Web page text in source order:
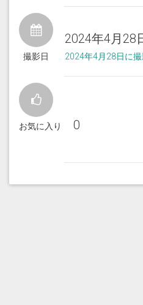
撮影日
2024年4月28
2024年4月28日に
お気に入り 0